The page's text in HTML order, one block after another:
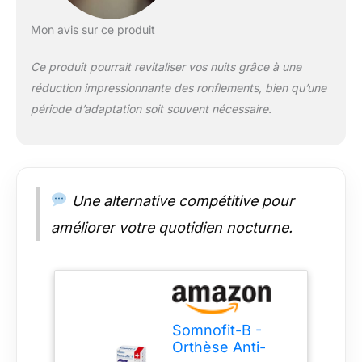
le passage de l’air
cliniquement prouvé
est très efficace pour
une avancée
mm est suffisante.
une adaptation ultra
précise à votre
besoin. DESIGN
COMPACT ET TOUT
CONFORT : La
Mon avis sur ce produit
Ce produit pourrait revitaliser vos nuits grâce à une
réduction impressionnante des ronflements, bien qu’une
période d’adaptation soit souvent nécessaire.
Une alternative compétitive pour
améliorer votre quotidien nocturne.
Somnofit-B -
Orthèse Anti-